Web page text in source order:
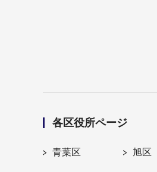
各区役所ページ
青葉区 旭区